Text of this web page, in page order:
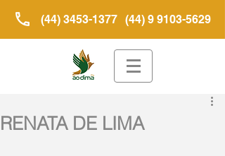
(44) 3453-1377 (44) 9 9103-5629
RENATA DE LIMA